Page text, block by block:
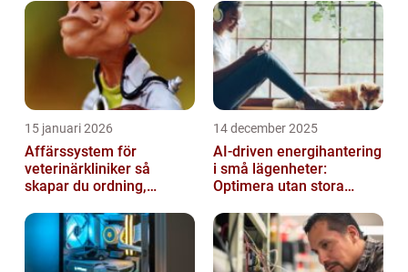
15 januari 2026
Affärssystem för
veterinärkliniker så
skapar du ordning,
vård
14 december 2025
AI-driven energihantering
i små lägenheter:
Optimera utan stora